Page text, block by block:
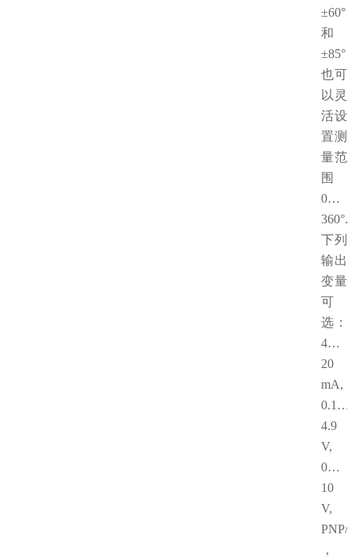
±60°
和
±85°
也可
以灵
活设
置测
量范
围
0…
360°.
下列
输出
变量
可
选：
4…
20
mA,
0.1…
4.9
V,
0…
10
V,
PNP/
，